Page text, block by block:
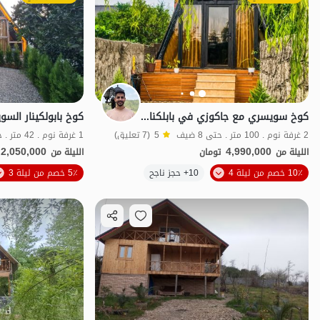
كوخ سويسري مع جاكوزي في بابلكنار - أميركلا
2 غرفة نوم . 100 متر . حتى 8 ضيف 5 (7 تعليق)
الليلة من 4,990,000 تومان
10٪ خصم من ليلة 4
10+ حجز ناجح الموقع على الخريطة
1 غرفة نوم . 42 متر . حتى 4 ضيف
الليلة من 2,050,000
5٪ خصم من ليلة 3